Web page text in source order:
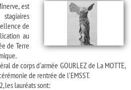
est
de
au
de Terre
de corps d'armée GOURLEZ de La MOTTE,
de rentrée de l'EMSST.
les lauréats sont: